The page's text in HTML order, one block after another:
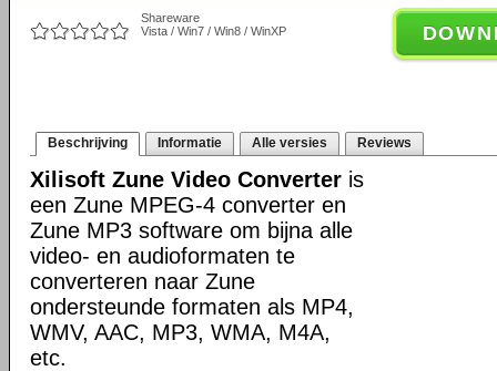
Shareware
Vista / Win7 / Win8 / WinXP
Beschrijving Informatie Alle versies Reviews
Xilisoft Zune Video Converter is
een Zune MPEG-4 converter en
Zune MP3 software om bijna alle
video- en audioformaten te
converteren naar Zune
ondersteunde formaten als MP4,
WMV, AAC, MP3, WMA, M4A,
etc.